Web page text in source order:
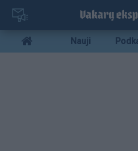
Pereiti
pagrindinį
turinį
Mobile
menu
Nauji